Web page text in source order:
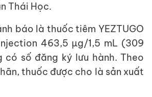
Thái Học.
báo là thuốc tiêm YEZTUGO
463,5 µg/1,5 mL (309
có số đăng ký lưu hành. Theo
thuốc được cho là sản xuất